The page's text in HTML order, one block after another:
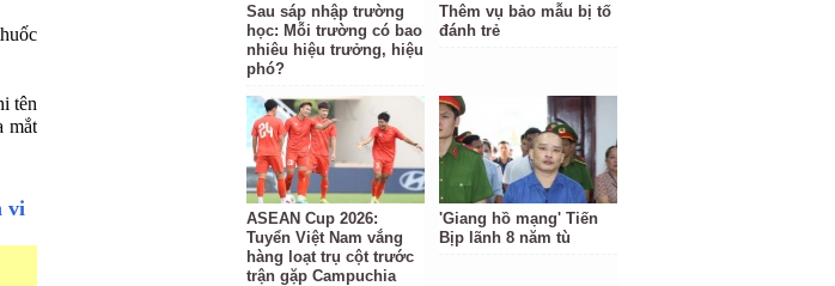
tên
mắt
vi
Sau sáp nhập trường
học: Mỗi trường có bao
nhiêu hiệu trưởng, hiệu
phó?
Thêm vụ bảo mẫu bị tố
đánh trẻ
ASEAN Cup 2026:
Tuyển Việt Nam vắng
hàng loạt trụ cột trước
trận gặp Campuchia
'Giang hồ mạng' Tiến
Bịp lãnh 8 năm tù